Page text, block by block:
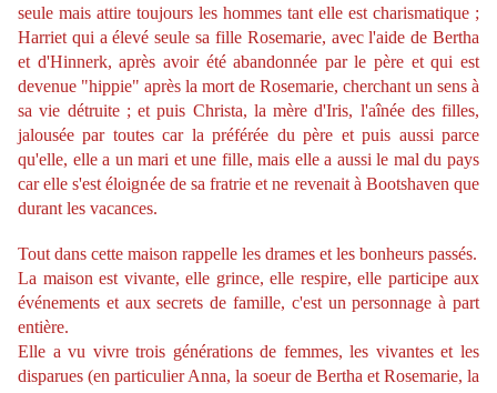
seule mais attire toujours les hommes tant elle est charismatique ;
Harriet qui a élevé seule sa fille Rosemarie, avec l'aide de Bertha
et d'Hinnerk, après avoir été abandonnée par le père et qui est
devenue "hippie" après la mort de Rosemarie, cherchant un sens à
sa vie détruite ; et puis Christa, la mère d'Iris, l'aînée des filles,
jalousée par toutes car la préférée du père et puis aussi parce
qu'elle, elle a un mari et une fille, mais elle a aussi le mal du pays
car elle s'est éloignée de sa fratrie et ne revenait à Bootshaven que
durant les vacances.
Tout dans cette maison rappelle les drames et les bonheurs passés.
La maison est vivante, elle grince, elle respire, elle participe aux
événements et aux secrets de famille, c'est un personnage à part
entière.
Elle a vu vivre trois générations de femmes, les vivantes et les
disparues (en particulier Anna, la soeur de Bertha et Rosemarie, la